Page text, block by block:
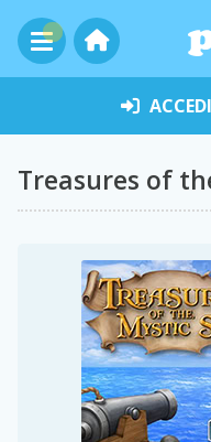
ACCEDI
Treasures of